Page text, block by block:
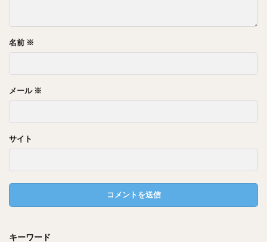
宮島のランチのオススメ店『焼がきのはや
名前 ※
メール ※
サイト
キーワード